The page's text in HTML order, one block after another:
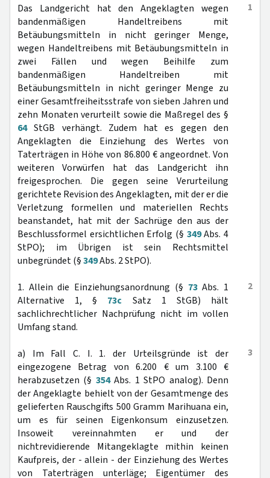
1
Das Landgericht hat den Angeklagten wegen
bandenmäßigen Handeltreibens mit
Betäubungsmitteln in nicht geringer Menge,
wegen Handeltreibens mit Betäubungsmitteln in
zwei Fällen und wegen Beihilfe zum
bandenmäßigen Handeltreiben mit
Betäubungsmitteln in nicht geringer Menge zu
einer Gesamtfreiheitsstrafe von sieben Jahren und
zehn Monaten verurteilt sowie die Maßregel des §
64StGB verhängt. Zudem hat es gegen den
Angeklagten die Einziehung des Wertes von
Taterträgen in Höhe von 86.800 € angeordnet. Von
weiteren Vorwürfen hat das Landgericht ihn
freigesprochen. Die gegen seine Verurteilung
gerichtete Revision des Angeklagten, mit der er die
Verletzung formellen und materiellen Rechts
beanstandet, hat mit der Sachrüge den aus der
Beschlussformel ersichtlichen Erfolg (§ 349Abs. 4
StPO); im Übrigen ist sein Rechtsmittel
unbegründet (§349Abs. 2 StPO).
2
1. Allein die Einziehungsanordnung (§ 73Abs. 1
Alternative 1, § 73c Satz 1 StGB) hält
sachlichrechtlicher Nachprüfung nicht im vollen
Umfang stand.
3
a) Im Fall C. I. 1. der Urteilsgründe ist der
eingezogene Betrag von 6.200 € um 3.100 €
herabzusetzen (§ 354Abs. 1 StPO analog). Denn
der Angeklagte behielt von der Gesamtmenge des
gelieferten Rauschgifts 500 Gramm Marihuana ein,
um es für seinen Eigenkonsum einzusetzen.
Insoweit vereinnahmten er und der
nichtrevidierende Mitangeklagte mithin keinen
Kaufpreis, der - allein - der Einziehung des Wertes
von Taterträgen unterläge; Eigentümer des